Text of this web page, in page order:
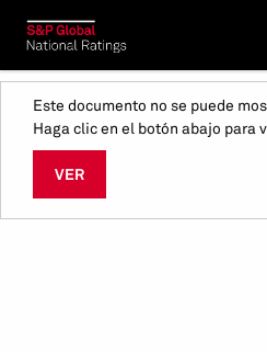
Este documento no se puede
Haga clic en el botón abajo para
VER